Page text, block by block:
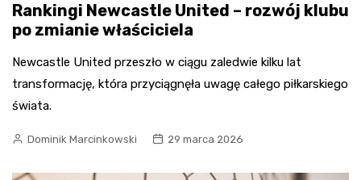
Rankingi Newcastle United – rozwój klubu
po zmianie właściciela
Newcastle United przeszło w ciągu zaledwie kilku lat
transformację, która przyciągnęła uwagę całego piłkarskiego
świata.
Dominik Marcinkowski 29 marca 2026